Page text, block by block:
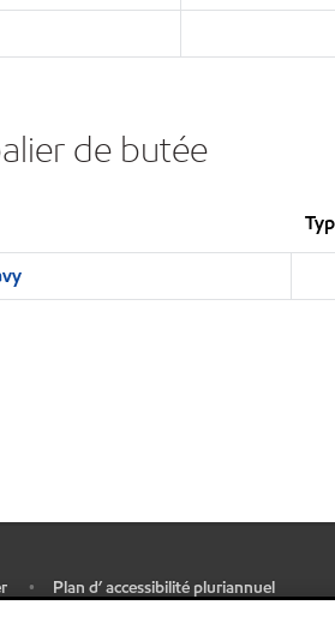
de butée
•
Plan d’ accessibilité pluriannuel